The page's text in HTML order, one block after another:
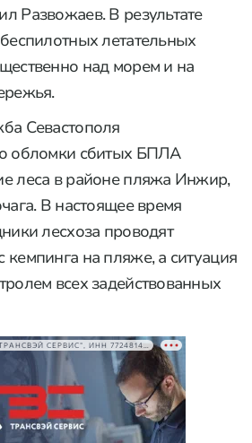
Развожаев. В результате
летательных
над морем и на
Севастополя
обломки сбитых БПЛА
леса в районе пляжа Инжир,
В настоящее время
лесхоза проводят
на пляже, а ситуация
всех задействованных
РЕКЛАМА • ООО "ТРАНСВЭЙ СЕРВИС", ИНН 7724814198